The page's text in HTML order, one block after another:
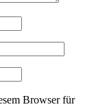
Browser für